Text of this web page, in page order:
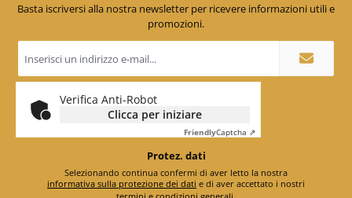
Basta iscriversi alla nostra newsletter per ricevere informazioni utili e
promozioni.
e-
mail
*
Verifica Anti-Robot
Clicca per iniziare
FriendlyCaptcha ⇗
Protez. dati
informativa sulla protezione dei dati